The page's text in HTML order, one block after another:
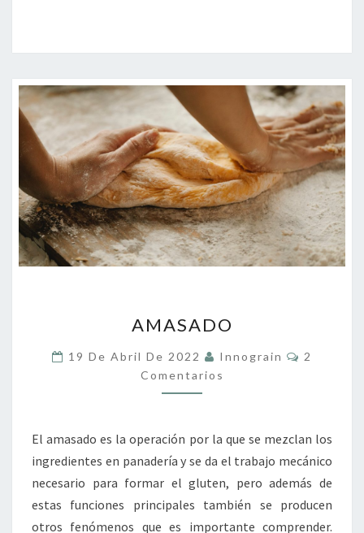
AMASADO
19 De Abril De 2022 Innograin
2
Comentarios
El amasado es la operación por la que se mezclan los
ingredientes en panadería y se da el trabajo mecánico
necesario para formar el gluten, pero además de
estas funciones principales también se producen
otros fenómenos que es importante comprender.